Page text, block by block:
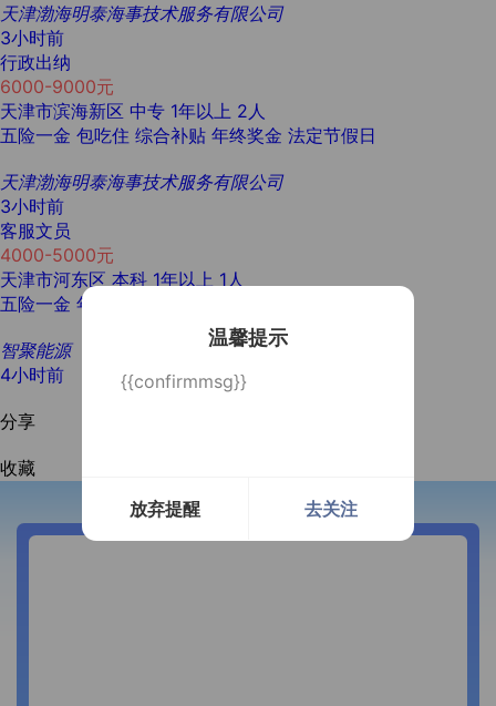
天津渤海明泰海事技术服务有限公司
3小时前
行政出纳
6000-9000元
天津市滨海新区 中专 1年以上 2人
五险一金 包吃住 综合补贴 年终奖金 法定节假日
天津渤海明泰海事技术服务有限公司
3小时前
客服文员
4000-5000元
天津市河东区 本科 1年以上 1人
五险一金 年终奖金
智聚能源
4小时前
分享
收藏
温馨提示
{{confirmmsg}}
放弃提醒 去关注